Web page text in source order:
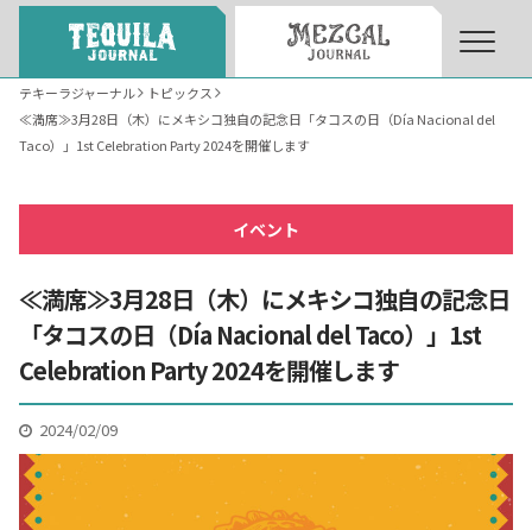
About About Tequila Journal
テキーラとは
テキーラのつくり方 How to Make Tequila
テキーラの飲み方 How to Drink Tequila
テキーラジャーナル
トピックス
≪満席≫3月28日（木）にメキシコ独自の記念日「タコスの日（Día Nacional del
Taco）」1st Celebration Party 2024を開催します
イベント
≪満席≫3月28日（木）にメキシコ独自の記念日
「タコスの日（Día Nacional del Taco）」1st
Celebration Party 2024を開催します
2024/02/09